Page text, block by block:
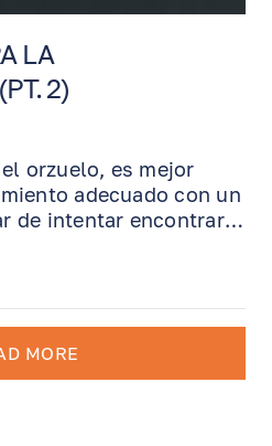
LA
2)
orzuelo, es mejor
adecuado con un
de intentar encontrar
ojos y pueda permitirse
solo.
MORE